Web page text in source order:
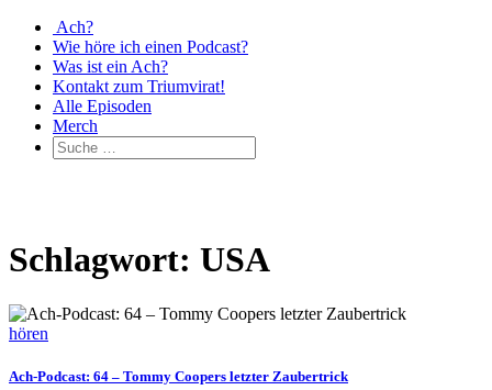
Ach?
Wie höre ich einen Podcast?
Was ist ein Ach?
Kontakt zum Triumvirat!
Alle Episoden
Merch
Schlagwort: USA
hören
Ach-Podcast: 64 – Tommy Coopers letzter Zaubertrick